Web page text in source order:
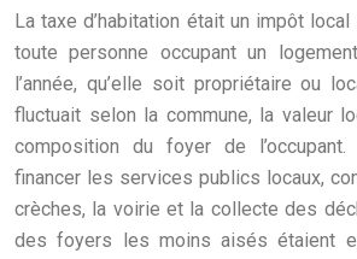
La taxe d’habitation était un impôt
toute personne occupant un
l’année, qu’elle soit propriétaire ou
fluctuait selon la commune, la valeur
composition du foyer de
financer les services publics locaux,
crèches, la voirie et la collecte des
des foyers les moins aisés étaient